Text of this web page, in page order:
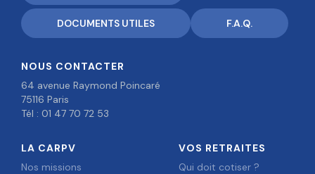
DOCUMENTS UTILES F.A.Q.
NOUS CONTACTER
64 avenue Raymond Poincaré
75116 Paris
Tél : 01 47 70 72 53
LA CARPV
Nos missions
VOS RETRAITES
Qui doit cotiser ?